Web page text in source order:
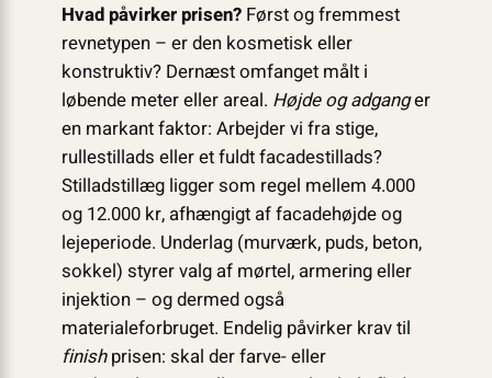
Hvad påvirker prisen?Først og fremmest
revnetypen – er den kosmetisk eller
konstruktiv? Dernæst omfanget målt i
løbende meter eller areal. Højde og adganger
en markant faktor: Arbejder vi fra stige,
rullestillads eller et fuldt facadestillads?
Stilladstillæg ligger som regel mellem 4.000
og 12.000 kr, afhængigt af facadehøjde og
lejeperiode. Underlag (murværk, puds, beton,
sokkel) styrer valg af mørtel, armering eller
injektion – og dermed også
materialeforbruget. Endelig påvirker krav til
finishprisen: skal der farve- eller